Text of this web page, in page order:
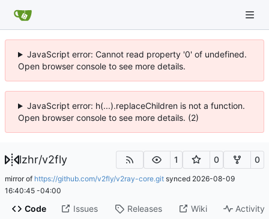
JavaScript error: Cannot read property '0' of undefined.
Open browser console to see more details.
JavaScript error: h(...).replaceChildren is not a function.
Open browser console to see more details. (2)
lzhr/v2fly 1 0 0
mirror of https://github.com/v2fly/v2ray-core.git synced 2026-08-09
16:40:45 -04:00
Code Issues Releases Wiki Activity